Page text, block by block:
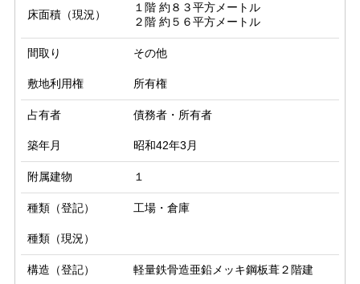
床面積（現況）
１階 約８３平方メートル
２階 約５６平方メートル
間取り その他
敷地利用権 所有権
占有者 債務者・所有者
築年月 昭和42年3月
附属建物 １
種類（登記） 工場・倉庫
種類（現況）
構造（登記） 軽量鉄骨造亜鉛メッキ鋼板葺２階建